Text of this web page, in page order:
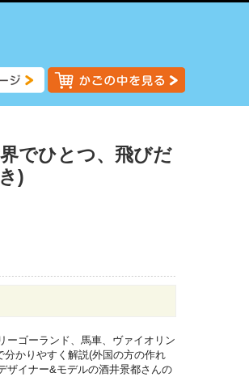
でひとつ、飛びだ
)
ーゴーランド、馬車、ヴァイオリン
かりやすく解説(外国の方の作れ
ザイナー&モデルの酒井景都さんの